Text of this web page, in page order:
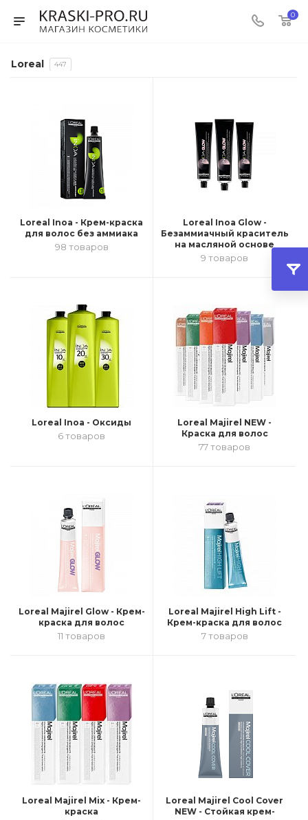
0
Loreal 447
Loreal Inoa - Крем-краска
для волос без аммиака
98 товаров
Loreal Inoa Glow -
Безаммиачный краситель
на масляной основе
9 товаров
Loreal Inoa - Оксиды
6 товаров
Loreal Majirel NEW -
Краска для волос
77 товаров
Loreal Majirel Glow - Крем-
краска для волос
11 товаров
Loreal Majirel High Lift -
Крем-краска для волос
7 товаров
Loreal Majirel Mix - Крем-
краска
Loreal Majirel Cool Cover
NEW - Стойкая крем-